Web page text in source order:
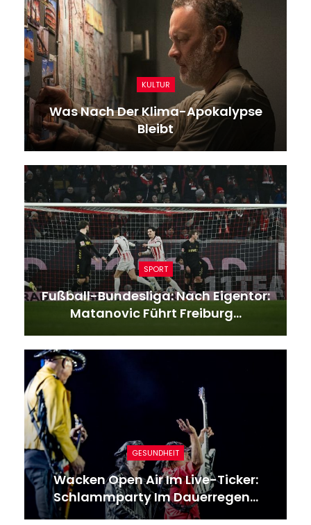
KULTUR
Was Nach Der Klima-Apokalypse
Bleibt
SPORT
Fußball-Bundesliga: Nach Eigentor:
Matanovic Führt Freiburg…
GESUNDHEIT
Wacken Open Air Im Live-Ticker:
Schlammparty Im Dauerregen…